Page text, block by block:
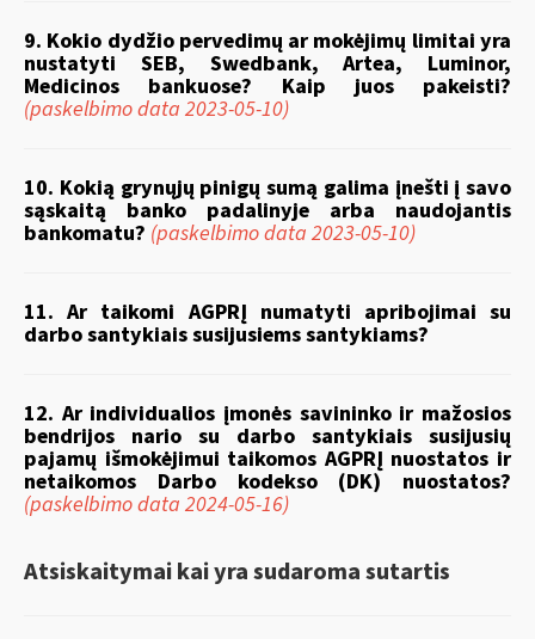
9. Kokio dydžio pervedimų ar mokėjimų limitai yra
nustatyti SEB, Swedbank, Artea, Luminor,
Medicinos bankuose? Kaip juos pakeisti?
(paskelbimo data 2023-05-10)
10. Kokią grynųjų pinigų sumą galima įnešti į savo
sąskaitą banko padalinyje arba naudojantis
bankomatu? (paskelbimo data 2023-05-10)
11. Ar taikomi AGPRĮ numatyti apribojimai su
darbo santykiais susijusiems santykiams?
12. Ar individualios įmonės savininko ir mažosios
bendrijos nario su darbo santykiais susijusių
pajamų išmokėjimui taikomos AGPRĮ nuostatos ir
netaikomos Darbo kodekso (DK) nuostatos?
(paskelbimo data 2024-05-16)
Atsiskaitymai kai yra sudaroma sutartis